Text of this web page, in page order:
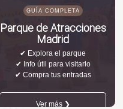
GUÍA COMPLETA
Parque de Atracciones
Madrid
✔ Explora el parque
✔ Info útil para visitarlo
✔ Compra tus entradas
Ver más ❯